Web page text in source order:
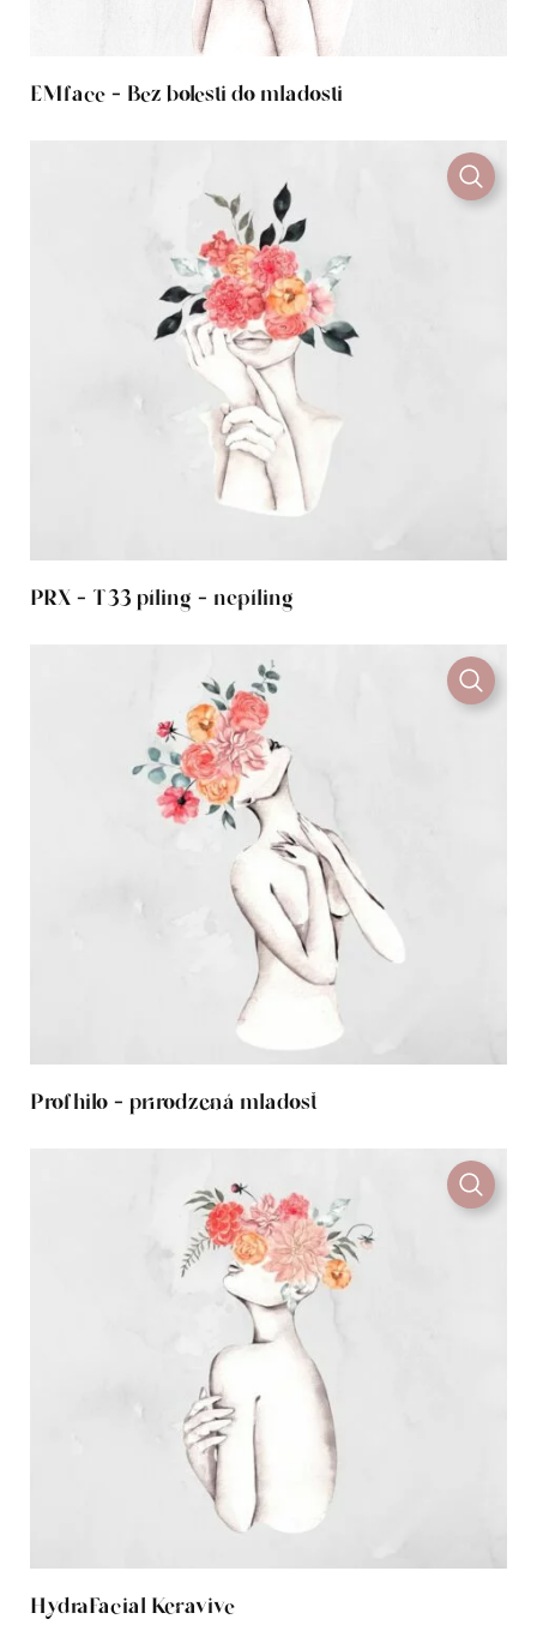
EMface - Bez bolesti do mladosti
PRX - T33 píling - nepíling
Profhilo - prirodzená mladosť
HydraFacial Keravive